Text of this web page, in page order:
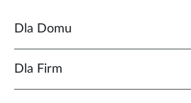
Dla Domu
Dla Firm